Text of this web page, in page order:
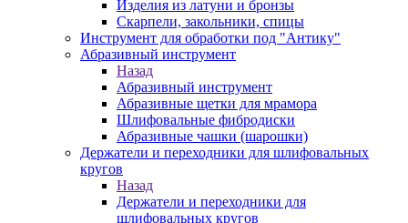
Изделия из латуни и бронзы
Скарпели, закольники, спицы
Инструмент для обработки под "Антику"
Абразивный инструмент
Назад
Абразивный инструмент
Абразивные щетки для мрамора
Шлифовальные фибродиски
Абразивные чашки (шарошки)
Держатели и переходники для шлифовальных
кругов
Назад
Держатели и переходники для
шлифовальных кругов